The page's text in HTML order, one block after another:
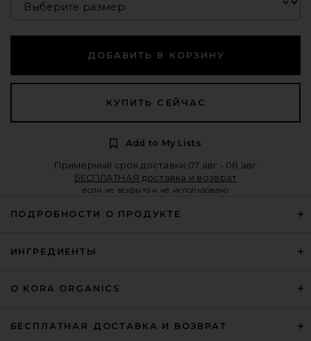
ДОБАВИТЬ В КОРЗИНУ
КУПИТЬ СЕЙЧАС
Add to My Lists
Примерный срок доставки:07 авг - 08 авг
БЕСПЛАТНАЯ доставка и возврат
если не вскрыто и не использовано
ПОДРОБНОСТИ О ПРОДУКТЕ
ИНГРЕДИЕНТЫ
О KORA ORGANICS
БЕСПЛАТНАЯ ДОСТАВКА И ВОЗВРАТ